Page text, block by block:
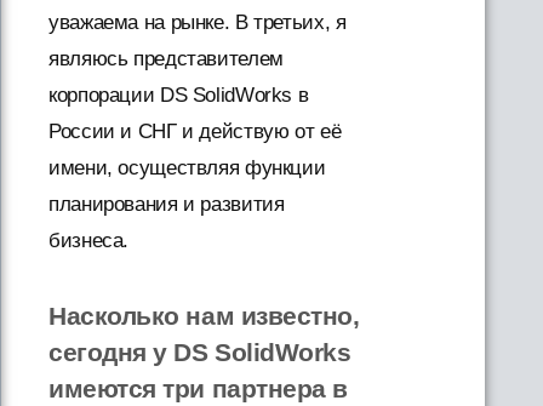
уважаема на рынке. В третьих, я
являюсь представителем
корпорации DS SolidWorks в
России и СНГ и действую от её
имени, осуществляя функции
планирования и развития
бизнеса.
Насколько нам известно,
сегодня у DS SolidWorks
имеются три партнера в